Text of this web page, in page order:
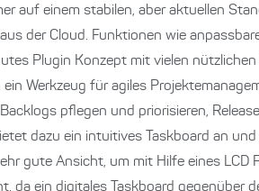
auf einem stabilen, aber aktuellen
der Cloud. Funktionen wie
Plugin Konzept mit vielen
Werkzeug für agiles
pflegen und priorisieren,
dazu ein intuitives Taskboard an
gute Ansicht, um mit Hilfe eines
da ein digitales Taskboard gegenüber